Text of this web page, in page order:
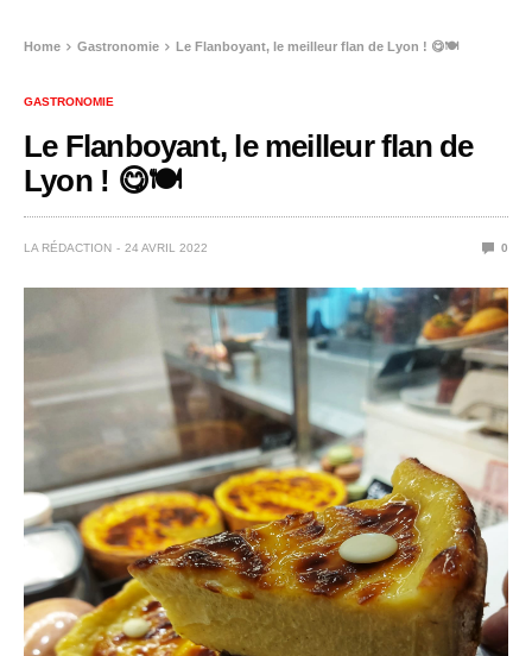
Home Gastronomie Le Flanboyant, le meilleur flan de Lyon ! 😋🍽️
GASTRONOMIE
Le Flanboyant, le meilleur flan de
Lyon ! 😋🍽️
LA RÉDACTION 24 AVRIL 2022 0